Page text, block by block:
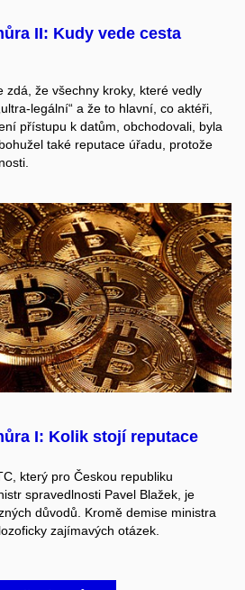
II: Kudy vede cesta
zdá, že všechny kroky, které vedly
legální“ a že to hlavní, co aktéři,
přístupu k datům, obchodovali, byla
také reputace úřadu, protože
I: Kolik stojí reputace
který pro Českou republiku
spravedlnosti Pavel Blažek, je
důvodů. Kromě demise ministra
zajímavých otázek.